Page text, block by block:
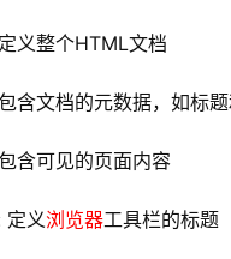
义整个HTML文档
含文档的元数据，如标
含可见的页面内容
定义浏览器工具栏的标题